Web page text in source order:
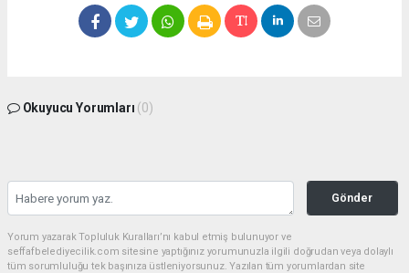
Okuyucu Yorumları (0)
Gönder
Yorum yazarak Topluluk Kuralları’nı kabul etmiş bulunuyor ve
seffafbelediyecilik.com sitesine yaptığınız yorumunuzla ilgili doğrudan veya dolaylı
tüm sorumluluğu tek başınıza üstleniyorsunuz. Yazılan tüm yorumlardan site